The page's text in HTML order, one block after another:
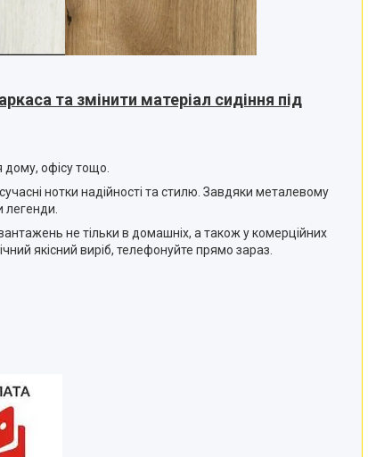
та змінити матеріал сидіння під
офісу тощо.
нотки надійності та стилю. Завдяки металевому
не тільки в домашніх, а також у комерційних
якісний виріб, телефонуйте прямо зараз.